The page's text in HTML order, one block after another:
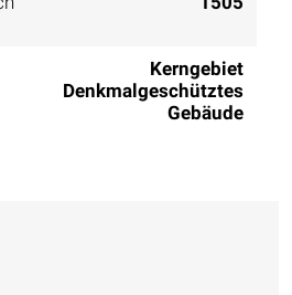
Kerngebiet
Denkmalgeschütztes
Gebäude